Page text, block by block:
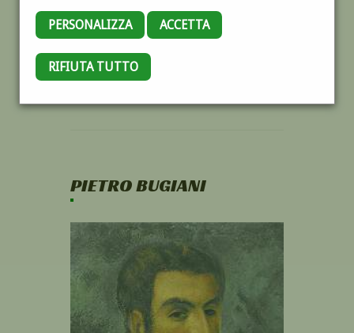
PERSONALIZZA ACCETTA
RIFIUTA TUTTO
PIETRO BUGIANI